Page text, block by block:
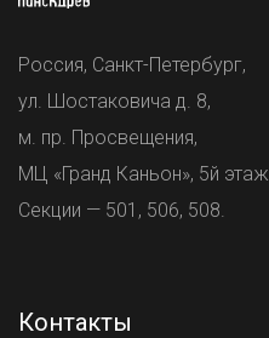
Россия, Санкт-Петербург,
ул. Шостаковича д. 8,
м. пр. Просвещения,
МЦ «Гранд Каньон», 5й этаж.
Секции — 501, 506, 508.
Контакты